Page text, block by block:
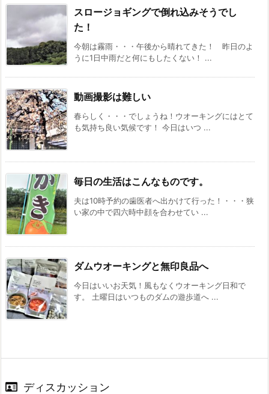
スロージョギングで倒れ込みそうでし
た！
今朝は霧雨・・・午後から晴れてきた！ 昨日のよ
うに1日中雨だと何にもしたくない！ ...
動画撮影は難しい
春らしく・・・でしょうね！ウオーキングにはとて
も気持ち良い気候です！ 今日はいつ ...
毎日の生活はこんなものです。
夫は10時予約の歯医者へ出かけて行った！・・・狭
い家の中で四六時中顔を合わせてい ...
ダムウオーキングと無印良品へ
今日はいいお天気！風もなくウオーキング日和で
す。 土曜日はいつものダムの遊歩道へ ...
ディスカッション